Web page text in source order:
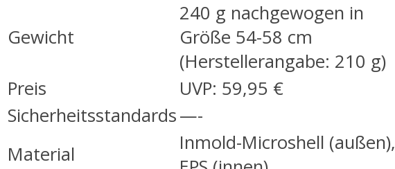
Gewicht
240 g nachgewogen in
Größe 54-58 cm
(Herstellerangabe: 210 g)
Preis
UVP: 59,95 €
Sicherheitsstandards—-
Material
Inmold-Microshell (außen),